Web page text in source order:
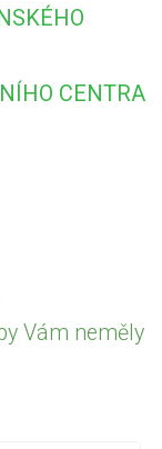
CENTRA
Vám neměly